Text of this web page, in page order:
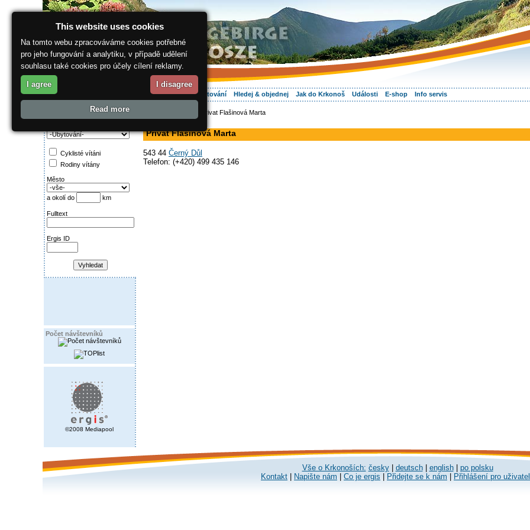
O regionu Vaše dovolená Ubytování Hledej & objednej Jak do Krkonoš Události E-shop Info servis
Najděte si:
Cyklisté vítáni
Rodiny vítány
Město
a okolí do km
Fulltext
Ergis ID
Počet návštevníků
©2008 Mediapool
> Privat Flašinová Marta
Privat Flašinová Marta
543 44 Černý Důl
Telefon: (+420) 499 435 146
Vše o Krkonoších: česky| deutsch| english| po polsku
Kontakt
Napište nám Co je ergis Přidejte se k nám Přihlášení pro
This website uses cookies
Na tomto webu zpracováváme cookies potřebné
pro jeho fungování a analytiku, v případě udělení
souhlasu také cookies pro účely cílení reklamy.
I agree I disagree
Read more